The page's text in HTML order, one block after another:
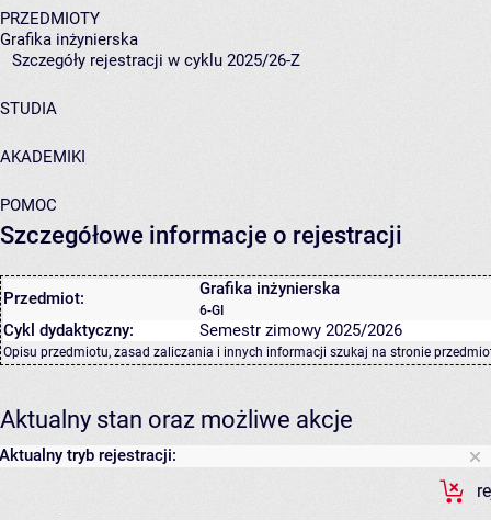
PRZEDMIOTY
Grafika inżynierska
Szczegóły rejestracji w cyklu 2025/26-Z
STUDIA
AKADEMIKI
POMOC
Szczegółowe informacje o rejestracji
Przedmiot: Grafika inżynierska
6-GI
Cykl dydaktyczny: Semestr zimowy 2025/2026
Opisu przedmiotu, zasad zaliczania i innych informacji szukaj na stronie
Aktualny stan oraz możliwe akcje
Aktualny tryb rejestracji: